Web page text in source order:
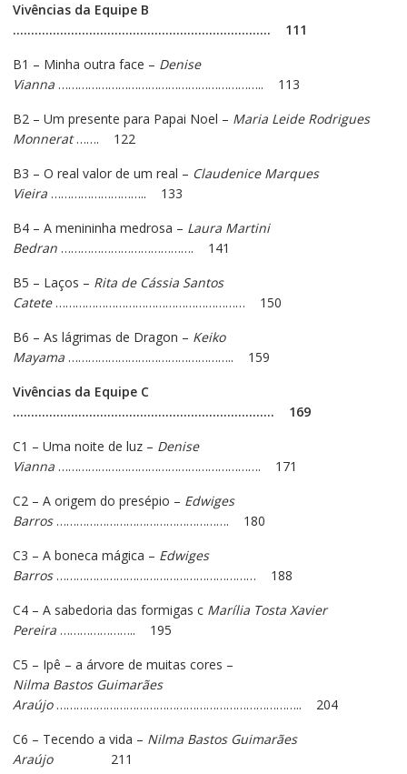
Vivências da Equipe B
…………………………………………………………….. 111
B1 – Minha outra face – Denise
Vianna…………………………………………………….. 113
B2 – Um presente para Papai Noel – Maria Leide Rodrigues
Monnerat……. 122
B3 – O real valor de um real – Claudenice Marques
Vieira……………………….. 133
B4 – A menininha medrosa – Laura Martini
Bedran…………………………………. 141
B5 – Laços – Rita de Cássia Santos
Catete………………………………………………… 150
B6 – As lágrimas de Dragon – Keiko
Mayama………………………………………….. 159
Vivências da Equipe C
……………………………………………………………… 169
C1 – Uma noite de luz – Denise
Vianna ……………………………………………………. 171
C2 – A origem do presépio – Edwiges
Barros……………………………………………. 180
C3 – A boneca mágica – Edwiges
Barros…………………………………………………… 188
C4 – A sabedoria das formigas c Marília Tosta Xavier
Pereira………………….. 195
C5 – Ipê – a árvore de muitas cores –
Nilma Bastos Guimarães
Araújo……………………………………………………………….. 204
C6 – Tecendo a vida – Nilma Bastos Guimarães
Araújo
211